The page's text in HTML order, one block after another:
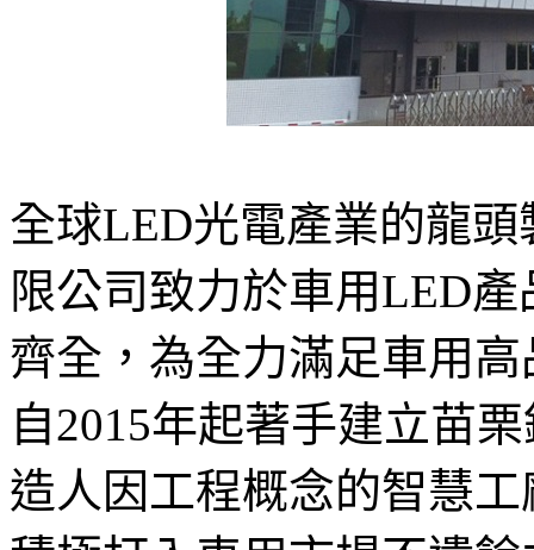
全球LED光電產業的龍
限公司致力於車用LED
齊全，為全力滿足車用
自2015年起著手建立苗
造人因工程概念的智慧